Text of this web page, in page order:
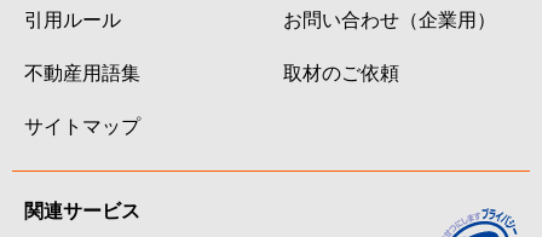
引用ルール
不動産用語集
サイトマップ
お問い合わせ（企業用）
取材のご依頼
関連サービス